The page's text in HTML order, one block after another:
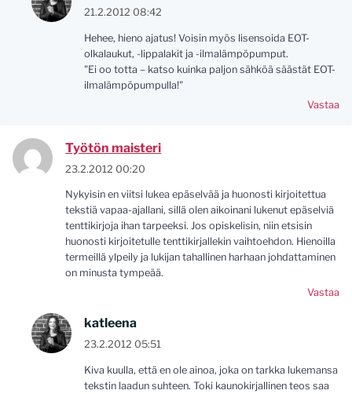
21.2.2012 08:42
Hehee, hieno ajatus! Voisin myös lisensoida EOT-
olkalaukut, -lippalakit ja -ilmalämpöpumput.
"Ei oo totta – katso kuinka paljon sähköä säästät EOT-
ilmalämpöpumpulla!"
Vastaa
Työtön maisteri
23.2.2012 00:20
Nykyisin en viitsi lukea epäselvää ja huonosti kirjoitettua
tekstiä vapaa-ajallani, sillä olen aikoinani lukenut epäselviä
tenttikirjoja ihan tarpeeksi. Jos opiskelisin, niin etsisin
huonosti kirjoitetulle tenttikirjallekin vaihtoehdon. Hienoilla
termeillä ylpeily ja lukijan tahallinen harhaan johdattaminen
on minusta tympeää.
Vastaa
katleena
23.2.2012 05:51
Kiva kuulla, että en ole ainoa, joka on tarkka lukemansa
tekstin laadun suhteen. Toki kaunokirjallinen teos saa